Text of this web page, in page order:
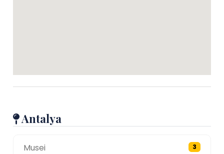
Antalya
Musei 3